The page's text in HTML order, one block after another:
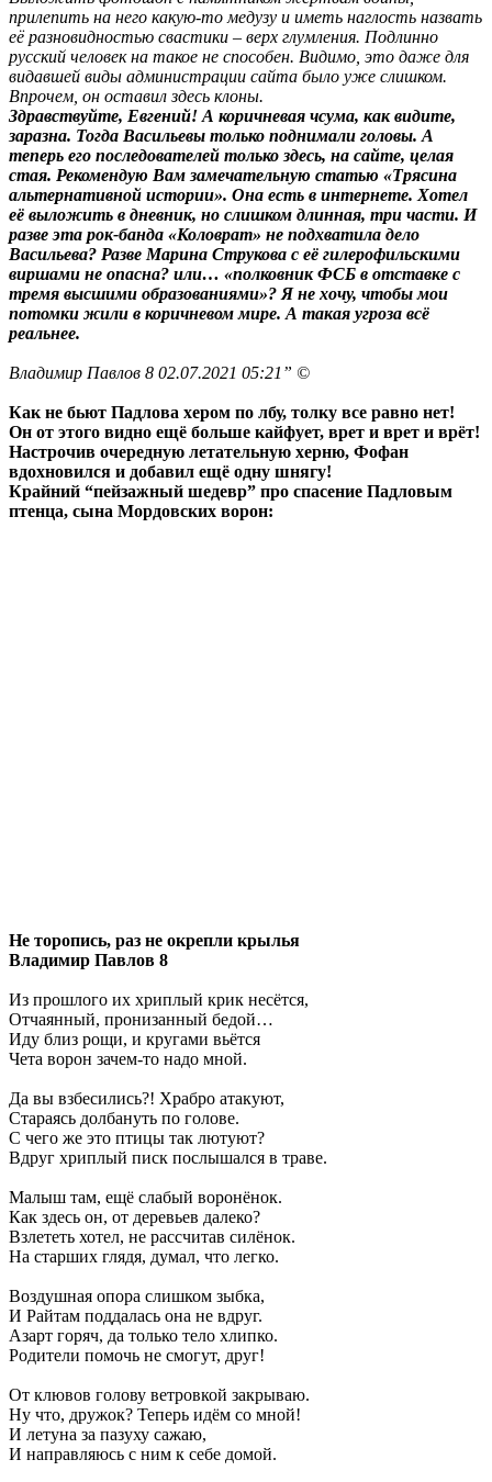
прилепить на него какую-то медузу и иметь наглость назвать
её разновидностью свастики – верх глумления. Подлинно
русский человек на такое не способен. Видимо, это даже для
видавшей виды администрации сайта было уже слишком.
Впрочем, он оставил здесь клоны.
Здравствуйте, Евгений! А коричневая чсума, как видите,
заразна. Тогда Васильевы только поднимали головы. А
теперь его последователей только здесь, на сайте, целая
стая. Рекомендую Вам замечательную статью «Трясина
альтернативной истории». Она есть в интернете. Хотел
её выложить в дневник, но слишком длинная, три части. И
разве эта рок-банда «Коловрат» не подхватила дело
Васильева? Разве Марина Струкова с её гилерофильскими
виршами не опасна? или… «полковник ФСБ в отставке с
тремя высшими образованиями»? Я не хочу, чтобы мои
потомки жили в коричневом мире. А такая угроза всё
реальнее.
Владимир Павлов 8 02.07.2021 05:21” ©
Как не бьют Падлова хером по лбу, толку все равно нет!
Он от этого видно ещё больше кайфует, врет и врет и врёт!
Настрочив очередную летательную херню, Фофан
вдохновился и добавил ещё одну шнягу!
Крайний “пейзажный шедевр” про спасение Падловым
птенца, сына Мордовских ворон:
Не торопись, раз не окрепли крылья
Владимир Павлов 8
Из прошлого их хриплый крик несётся,
Отчаянный, пронизанный бедой…
Иду близ рощи, и кругами вьётся
Чета ворон зачем-то надо мной.
Да вы взбесились?! Храбро атакуют,
Стараясь долбануть по голове.
С чего же это птицы так лютуют?
Вдруг хриплый писк послышался в траве.
Малыш там, ещё слабый воронёнок.
Как здесь он, от деревьев далеко?
Взлететь хотел, не рассчитав силёнок.
На старших глядя, думал, что легко.
Воздушная опора слишком зыбка,
И Райтам поддалась она не вдруг.
Азарт горяч, да только тело хлипко.
Родители помочь не смогут, друг!
От клювов голову ветровкой закрываю.
Ну что, дружок? Теперь идём со мной!
И летуна за пазуху сажаю,
И направляюсь с ним к себе домой.